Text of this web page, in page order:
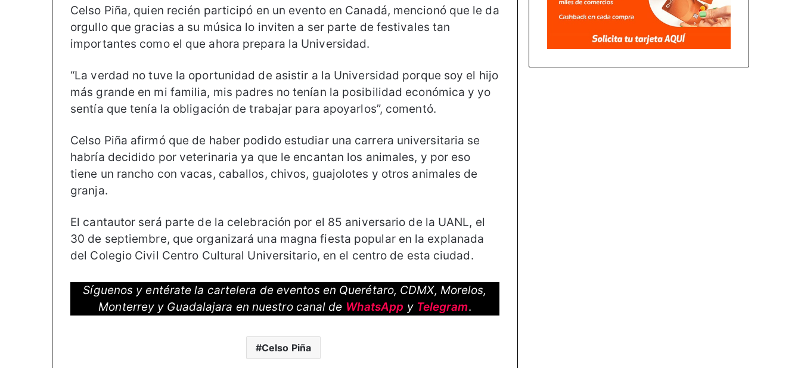
Celso Piña, quien recién participó en un evento en Canadá, mencionó que le da
orgullo que gracias a su música lo inviten a ser parte de festivales tan
importantes como el que ahora prepara la Universidad.
“La verdad no tuve la oportunidad de asistir a la Universidad porque soy el hijo
más grande en mi familia, mis padres no tenían la posibilidad económica y yo
sentía que tenía la obligación de trabajar para apoyarlos”, comentó.
Celso Piña afirmó que de haber podido estudiar una carrera universitaria se
habría decidido por veterinaria ya que le encantan los animales, y por eso
tiene un rancho con vacas, caballos, chivos, guajolotes y otros animales de
granja.
El cantautor será parte de la celebración por el 85 aniversario de la UANL, el
30 de septiembre, que organizará una magna fiesta popular en la explanada
del Colegio Civil Centro Cultural Universitario, en el centro de esta ciudad.
Síguenos y entérate la cartelera de eventos en Querétaro, CDMX, Morelos,
Monterrey y Guadalajara en nuestro canal de WhatsApp y Telegram.
Celso Piña